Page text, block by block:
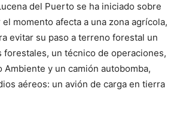
del Puerto se ha iniciado sobre
momento afecta a una zona agrícola,
evitar su paso a terreno forestal un
forestales, un técnico de operaciones,
Ambiente y un camión autobomba,
aéreos: un avión de carga en tierra